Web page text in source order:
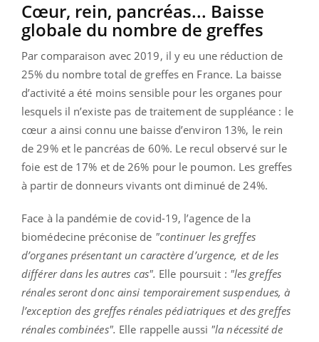
Cœur, rein, pancréas... Baisse
globale du nombre de greffes
Par comparaison avec 2019, il y eu une réduction de
25% du nombre total de greffes en France. La baisse
d’activité a été moins sensible pour les organes pour
lesquels il n’existe pas de traitement de suppléance : le
cœur a ainsi connu une baisse d’environ 13%, le rein
de 29% et le pancréas de 60%. Le recul observé sur le
foie est de 17% et de 26% pour le poumon. Les greffes
à partir de donneurs vivants ont diminué de 24%.
Face à la pandémie de covid-19, l’agence de la
biomédecine préconise de "continuer les greffes
d’organes présentant un caractère d’urgence, et de les
différer dans les autres cas". Elle poursuit : "les greffes
rénales seront donc ainsi temporairement suspendues, à
l’exception des greffes rénales pédiatriques et des greffes
rénales combinées". Elle rappelle aussi "la nécessité de